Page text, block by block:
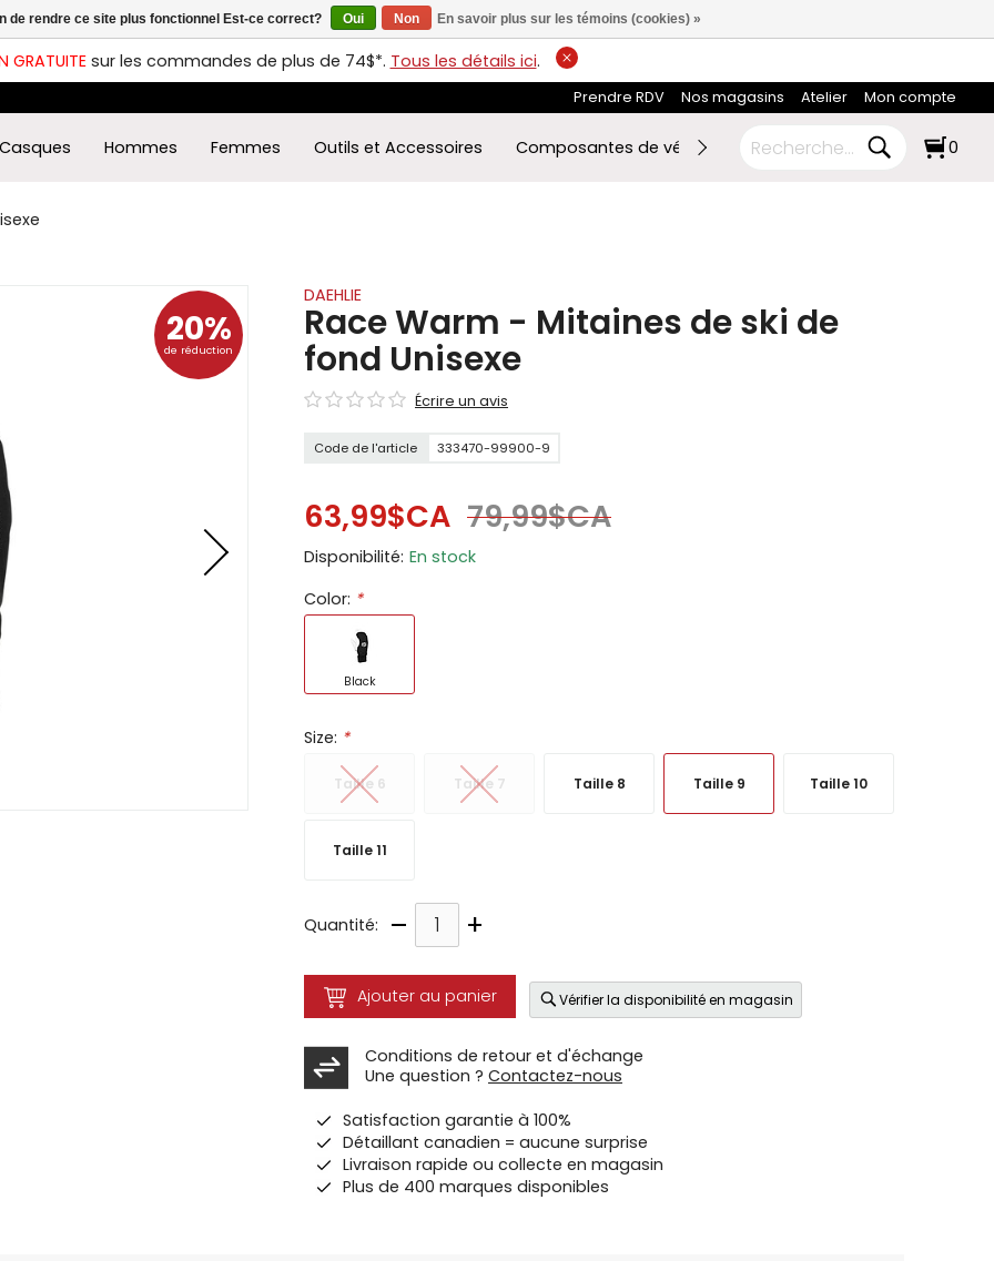
GRATUITEsur les commandes de plus de 74$*. Tous les détails ici.
Prendre RDV Nos magasins Atelier Mon compte
Casques Hommes Femmes Outils et Accessoires Composantes de vélo Ski de fond RABAIS FIN DE
0
20%
de réduction
DAEHLIE
Race Warm - Mitaines de ski de
fond Unisexe
Écrire un avis
Code de l'article 333470-99900-9
63,99$CA 79,99$CA
Disponibilité: En stock
Color: *
Black
Size: *
Taille 6 Taille 7 Taille 8 Taille 9 Taille 10
Taille 11
Quantité: – +
Ajouter au panier Vérifier la disponibilité en magasin
Conditions de retour et d'échange
Une question ? Contactez-nous
Satisfaction garantie à 100%
Détaillant canadien = aucune surprise
Livraison rapide ou collecte en magasin
Plus de 400 marques disponibles
de rendre ce site plus fonctionnel Est-ce correct? Oui Non En savoir plus sur les témoins (cookies) »